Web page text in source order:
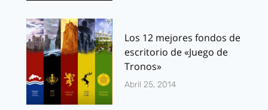
Los 12 mejores fondos de
escritorio de «Juego de
Tronos»
Abril 25, 2014